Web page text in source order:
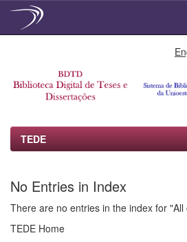
TEDE
No Entries in Index
There are no entries in the index for "All
TEDE Home